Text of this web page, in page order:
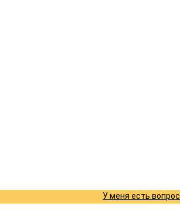
У меня есть вопрос